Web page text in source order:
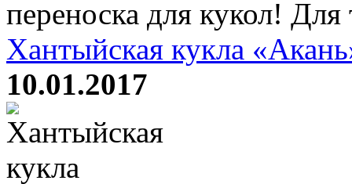
переноска для кукол!
Хантыйская кукла
10.01.2017